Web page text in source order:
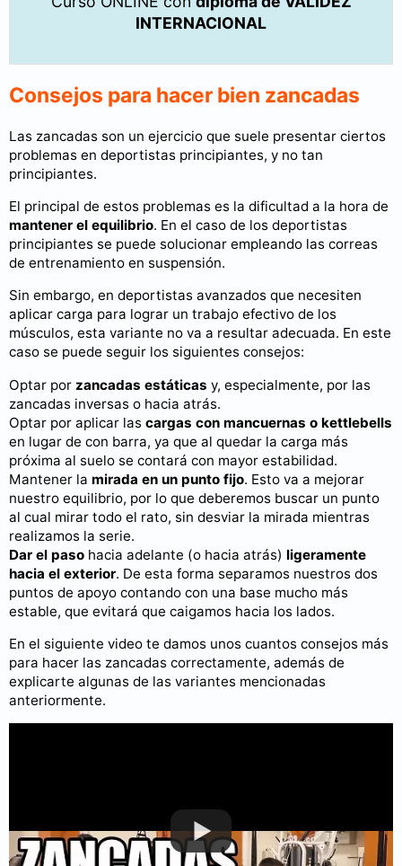
INTERNACIONAL
Consejos para hacer bien zancadas
Las zancadas son un ejercicio que suele presentar ciertos
problemas en deportistas principiantes, y no tan
principiantes.
El principal de estos problemas es la dificultad a la hora de
mantener el equilibrio. En el caso de los deportistas
principiantes se puede solucionar empleando las correas
de entrenamiento en suspensión.
Sin embargo, en deportistas avanzados que necesiten
aplicar carga para lograr un trabajo efectivo de los
músculos, esta variante no va a resultar adecuada. En este
caso se puede seguir los siguientes consejos:
Optar por zancadas estáticas y, especialmente, por las
zancadas inversas o hacia atrás.
Optar por aplicar las cargas con mancuernas o kettlebells
en lugar de con barra, ya que al quedar la carga más
próxima al suelo se contará con mayor estabilidad.
Mantener la mirada en un punto fijo. Esto va a mejorar
nuestro equilibrio, por lo que deberemos buscar un punto
al cual mirar todo el rato, sin desviar la mirada mientras
realizamos la serie.
Dar el paso hacia adelante (o hacia atrás) ligeramente
hacia el exterior. De esta forma separamos nuestros dos
puntos de apoyo contando con una base mucho más
estable, que evitará que caigamos hacia los lados.
En el siguiente video te damos unos cuantos consejos más
para hacer las zancadas correctamente, además de
explicarte algunas de las variantes mencionadas
anteriormente.